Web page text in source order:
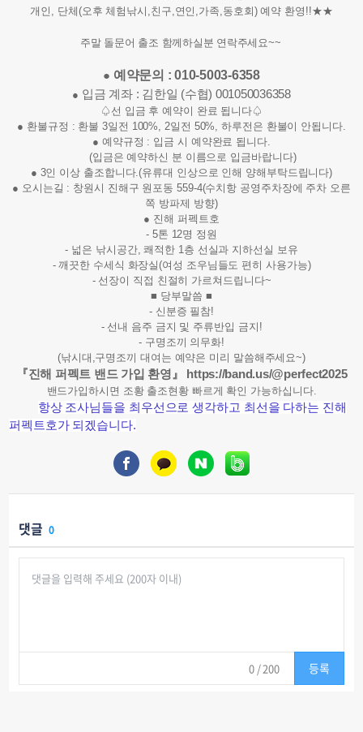
개인, 단체(오후 체험낚시,친구,연인,가족,동호회) 예약 환영!!★★
주말 돌문어 출조 함께하실분 연락주세요~~
● 예약문의 : 010-5003-6358
● 입금 계좌 : 김한일 (수협) 001050036358
♤선 입금 후 예약이 완료 됩니다♤
● 환불규정 : 환불 3일전 100%, 2일전 50%, 하루전은 환불이 안됩니다.
● 예약규정 : 입금 시 예약완료 됩니다.
(입금은 예약하신 분 이름으로 입금바랍니다)
● 3인 이상 출조합니다.(유류대 인상으로 인해 양해부탁드립니다)
● 오시는길 : 창원시 진해구 원포동 559-4(수치항 공영주차장에 주차 오른
쪽 방파제 방향)
● 진해 퍼펙트호
- 5톤 12명 정원
- 넓은 낚시공간, 쾌적한 1층 선실과 지하선실 보유
- 깨끗한 수세식 화장실(여성 조우님들도 편히 사용가능)
- 선장이 직접 친절히 가르쳐드립니다~
■ 당부말씀 ■
- 신분증 필참!
- 선내 음주 금지 및 주류반입 금지!
- 구명조끼 의무화!
(낚시대,구명조끼 대여는 예약은 미리 말씀해주세요~)
『진해 퍼펙트 밴드 가입 환영』 https://band.us/@perfect2025
밴드가입하시면 조황 출조현황 빠르게 확인 가능하십니다.
항상 조사님들을 최우선으로 생각하고 최선을 다하는 진해
퍼펙트호가 되겠습니다.
댓글 0
0/ 200 등록